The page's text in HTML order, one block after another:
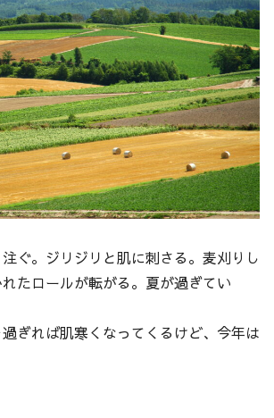
ぐ。ジリジリと肌に刺さる。麦刈りし
たロールが転がる。夏が過ぎてい
ぎれば肌寒くなってくるけど、今年は